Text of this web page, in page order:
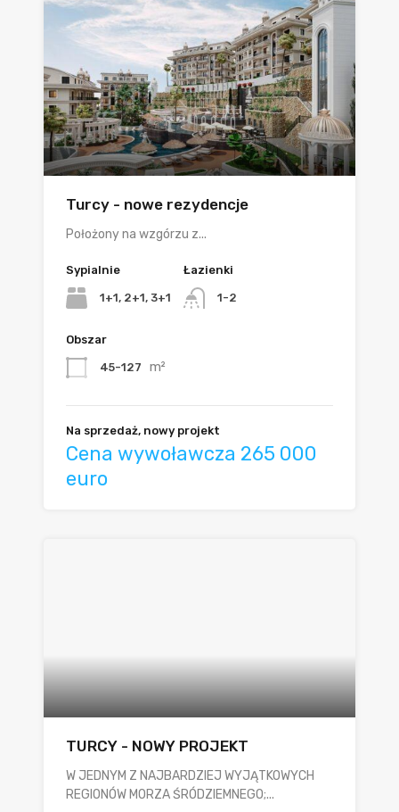
Turcy - nowe rezydencje
Położony na wzgórzu z...
Sypialnie
1+1, 2+1, 3+1
Łazienki
1-2
Obszar
45-127 m²
Na sprzedaż, nowy projekt
Cena wywoławcza 265 000
euro
TURCY - NOWY PROJEKT
W JEDNYM Z NAJBARDZIEJ WYJĄTKOWYCH
REGIONÓW MORZA ŚRÓDZIEMNEGO;...